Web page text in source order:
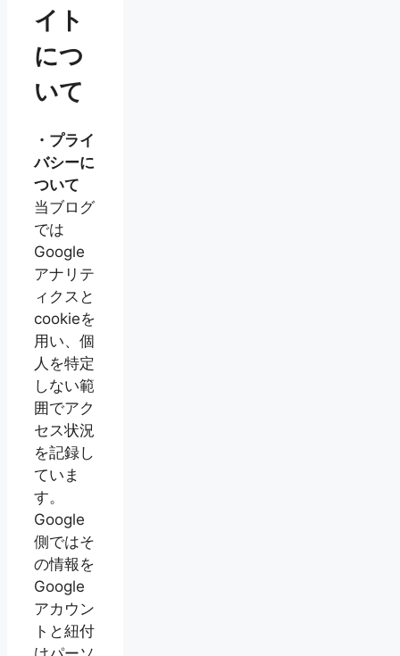
イト
につ
いて
・プライ
バシーに
ついて
当ブログ
では
Google
アナリテ
ィクスと
cookieを
用い、個
人を特定
しない範
囲でアク
セス状況
を記録し
ていま
す。
Google
側ではそ
の情報を
Google
アカウン
トと紐付